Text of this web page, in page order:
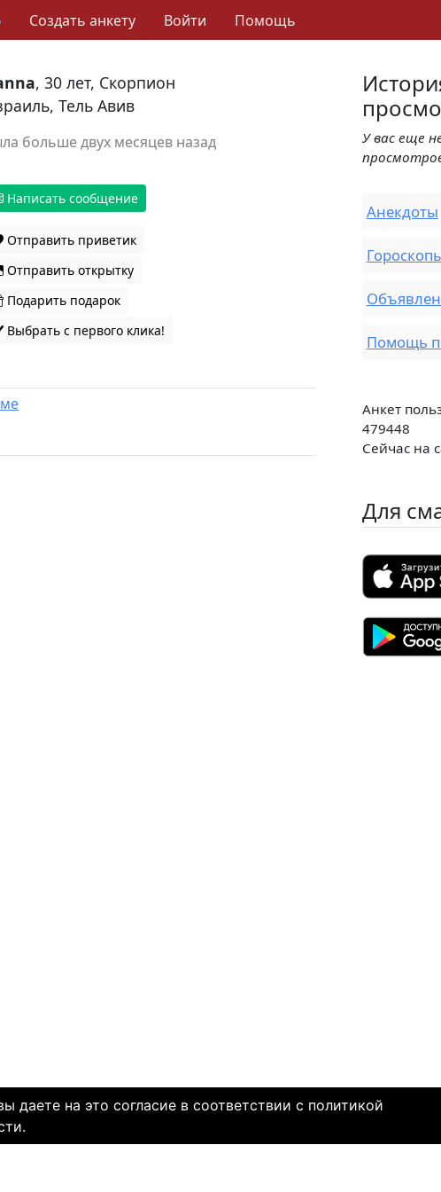
на это согласие в соответствии с политикой
Создать анкету Войти Помощь
, 30 лет, Скорпион
Тель Авив
больше двух месяцев назад
Написать сообщение
Отправить приветик
Отправить открытку
Подарить подарок
Выбрать с первого клика!
У вас еще
Анекдоты
Помощь
Анкет
479448
Сейчас на
Для
В СОЦ. СЕТЯХ
CLICK4.NET ПО РЕГИОНАМ